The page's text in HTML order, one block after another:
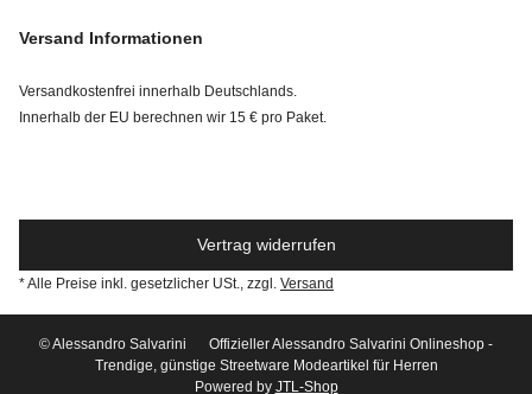
Versand Informationen
Versandkostenfrei innerhalb Deutschlands.
Innerhalb der EU berechnen wir 15 € pro Paket.
Vertrag widerrufen
* Alle Preise inkl. gesetzlicher USt., zzgl. Versand
© Alessandro Salvarini
Offizieller Alessandro Salvarini Onlineshop -
Trendige, günstige Streetware Modeartikel für Herren
Powered by JTL-Shop